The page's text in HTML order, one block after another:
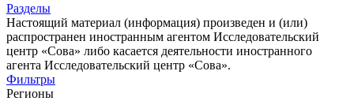
Разделы
Настоящий материал (информация) произведен и (или)
распространен иностранным агентом Исследовательский
центр «Сова» либо касается деятельности иностранного
агента Исследовательский центр «Сова».
Фильтры
Регионы